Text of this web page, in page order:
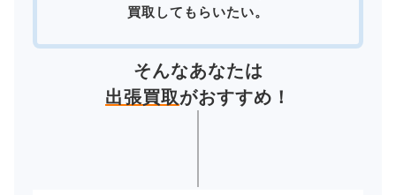
買取してもらいたい。
そんなあなたは
出張買取がおすすめ！